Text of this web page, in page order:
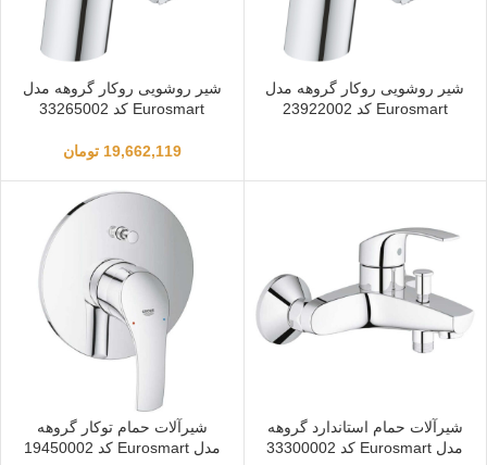
شیر روشویی روکار گروهه مدل
Eurosmart کد 23922002
شیر روشویی روکار گروهه مدل
Eurosmart کد 33265002
19,662,119 تومان
شیرآلات حمام استاندارد گروهه
مدل Eurosmart کد 33300002
شیرآلات حمام توکار گروهه
مدل Eurosmart کد 19450002